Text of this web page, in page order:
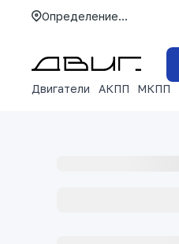
Определение...
Двигатели
АКПП МКПП